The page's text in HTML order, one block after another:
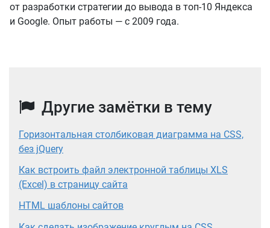
от разработки стратегии до вывода в топ-10 Яндекса
и Google. Опыт работы — с 2009 года.
Другие замётки в тему
Горизонтальная столбиковая диаграмма на CSS,
без jQuery
Как встроить файл электронной таблицы XLS
(Excel) в страницу сайта
HTML шаблоны сайтов